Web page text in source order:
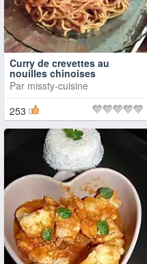
Curry de crevettes au
nouilles chinoises
Par missty-cuisine
253